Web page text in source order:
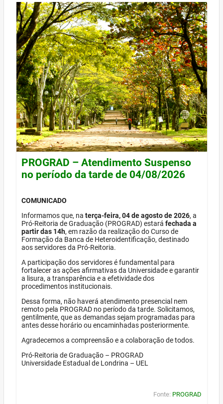
PROGRAD – Atendimento Suspenso
no período da tarde de 04/08/2026
COMUNICADO
Informamos que, na terça-feira, 04 de agosto de 2026, a
Pró-Reitoria de Graduação (PROGRAD) estará fechada a
partir das 14h, em razão da realização do Curso de
Formação da Banca de Heteroidentificação, destinado
aos servidores da Pró-Reitoria.
A participação dos servidores é fundamental para
fortalecer as ações afirmativas da Universidade e garantir
a lisura, a transparência e a efetividade dos
procedimentos institucionais.
Dessa forma, não haverá atendimento presencial nem
remoto pela PROGRAD no período da tarde. Solicitamos,
gentilmente, que as demandas sejam programadas para
antes desse horário ou encaminhadas posteriormente.
Agradecemos a compreensão e a colaboração de todos.
Pró-Reitoria de Graduação – PROGRAD
Universidade Estadual de Londrina – UEL
Fonte: PROGRAD